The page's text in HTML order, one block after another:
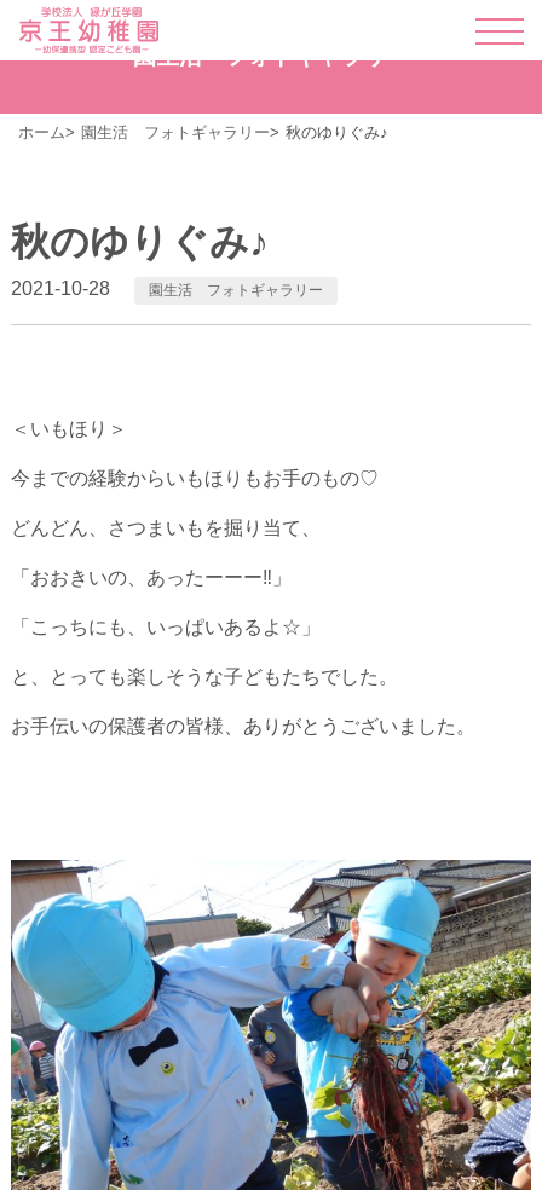
園生活 フォトギャラリー
ホーム 園生活 フォトギャラリー 秋のゆりぐみ♪
秋のゆりぐみ♪
2021-10-28 園生活 フォトギャラリー
＜いもほり＞
今までの経験からいもほりもお手のもの♡
どんどん、さつまいもを掘り当て、
「おおきいの、あったーーー‼」
「こっちにも、いっぱいあるよ☆」
と、とっても楽しそうな子どもたちでした。
お手伝いの保護者の皆様、ありがとうございました。